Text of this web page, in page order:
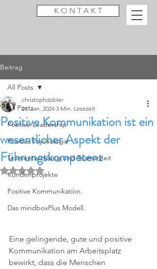
K O N T A K T
Beitrag
All Posts
Positive Leadership
Positive Psychologie
Teamentwicklung und Teamarbeit
Kundenprojekte
Positive Kommunikation.
Das mindboxPlus Modell.
All Posts
Positive Kommunikation ist ein
wesentlicher Aspekt der
Führungskompetenz
christophdobler
21. Jan. 2024 3 Min. Lesezeit
Mit NaN von 5 Sternen bewertet.
Eine gelingende, gute und positive
Kommunikation am Arbeitsplatz
bewirkt, dass die Menschen